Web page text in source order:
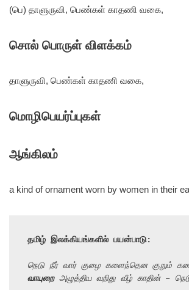
(பெ) தாளுருவி, பெண்கள் காதணி வகை,
சொல் பொருள் விளக்கம்
தாளுருவி, பெண்கள் காதணி வகை,
மொழிபெயர்ப்புகள்
ஆங்கிலம்
a kind of ornament worn by women in their
தமிழ் இலக்கியங்களில் பயன்பாடு:
நெடு நீர் வார் குழை களைந்தென குறும்
வாயுறை அழுத்திய வறிது வீழ் காதின் –